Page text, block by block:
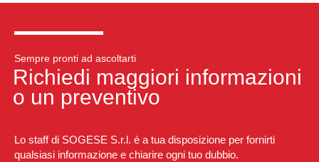
Sempre pronti ad ascoltarti
Richiedi maggiori informazioni
o un preventivo
Lo staff di SOGESE S.r.l. è a tua disposizione per fornirti
qualsiasi informazione e chiarire ogni tuo dubbio.